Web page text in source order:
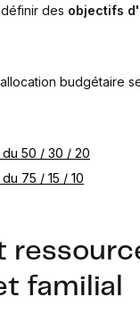
des objectifs
budgétaire
50 / 30 / 20
75 / 15 / 10
familial